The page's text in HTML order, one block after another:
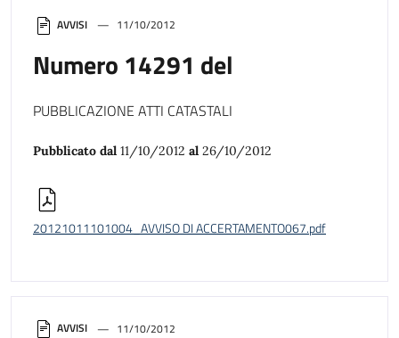
AVVISI 11/10/2012
AVVISI 11/10/2012
Numero 14291 del
PUBBLICAZIONE ATTI CATASTALI
Pubblicato dal 11/10/2012 al 26/10/2012
20121011101004_AVVISO DI ACCERTAMENTO067.pdf